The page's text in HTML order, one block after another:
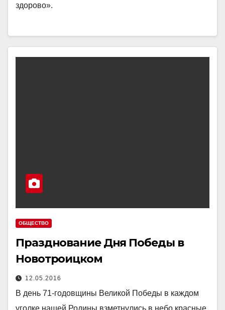
здорово».
ОБЩЕСТВО
Празднование Дня Победы в
Новотроицком
12.05.2016
В день 71-годовщины Великой Победы в каждом
уголке нашей Родины взметнулись в небо красные